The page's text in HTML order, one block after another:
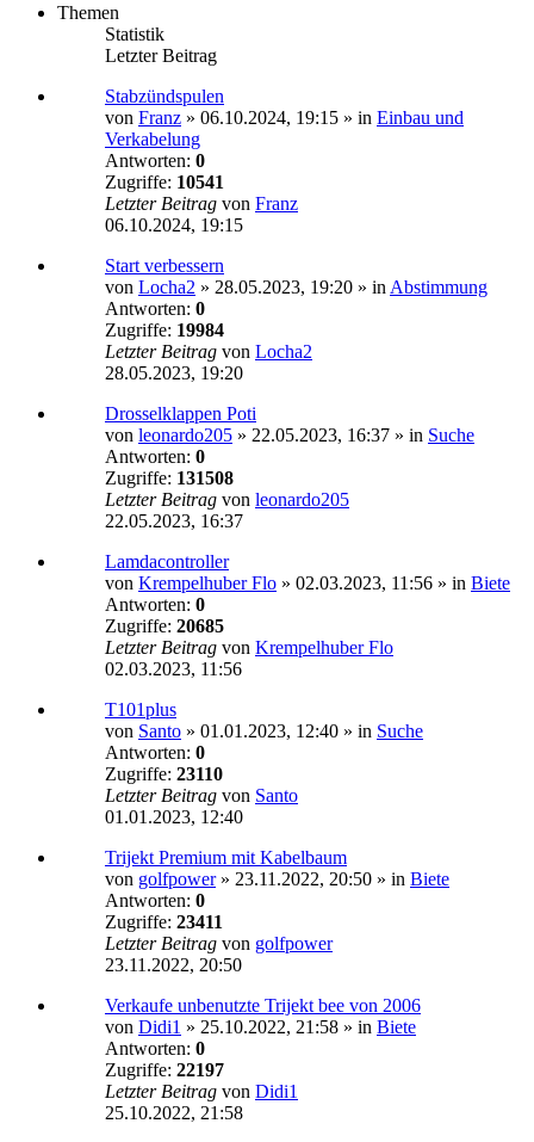
Themen
Statistik
Letzter Beitrag
Stabzündspulen
von Franz » 06.10.2024, 19:15 » in Einbau und
Verkabelung
Antworten: 0
Zugriffe: 10541
Letzter Beitrag von Franz
06.10.2024, 19:15
Start verbessern
von Locha2 » 28.05.2023, 19:20 » in Abstimmung
Antworten: 0
Zugriffe: 19984
Letzter Beitrag von Locha2
28.05.2023, 19:20
Drosselklappen Poti
von leonardo205 » 22.05.2023, 16:37 » in Suche
Antworten: 0
Zugriffe: 131508
Letzter Beitrag von leonardo205
22.05.2023, 16:37
Lamdacontroller
von Krempelhuber Flo » 02.03.2023, 11:56 » in Biete
Antworten: 0
Zugriffe: 20685
Letzter Beitrag von Krempelhuber Flo
02.03.2023, 11:56
T101plus
von Santo » 01.01.2023, 12:40 » in Suche
Antworten: 0
Zugriffe: 23110
Letzter Beitrag von Santo
01.01.2023, 12:40
Trijekt Premium mit Kabelbaum
von golfpower» 23.11.2022, 20:50 » in Biete
Antworten: 0
Zugriffe: 23411
Letzter Beitrag von golfpower
23.11.2022, 20:50
Verkaufe unbenutzte Trijekt bee von 2006
von Didi1 » 25.10.2022, 21:58 » in Biete
Antworten: 0
Zugriffe: 22197
Letzter Beitrag von Didi1
25.10.2022, 21:58